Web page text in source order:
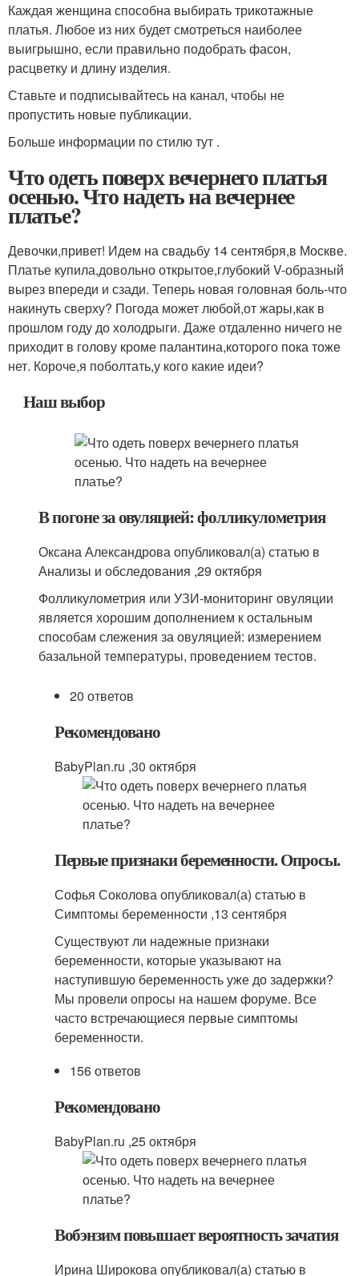
Каждая женщина способна выбирать трикотажные
платья. Любое из них будет смотреться наиболее
выигрышно, если правильно подобрать фасон,
расцветку и длину изделия.
Ставьте и подписывайтесь на канал, чтобы не
пропустить новые публикации.
Больше информации по стилю тут .
Что одеть поверх вечернего платья
осенью. Что надеть на вечернее
платье?
Девочки,привет! Идем на свадьбу 14 сентября,в Москве.
Платье купила,довольно открытое,глубокий V-образный
вырез впереди и сзади. Теперь новая головная боль-что
накинуть сверху? Погода может любой,от жары,как в
прошлом году до холодрыги. Даже отдаленно ничего не
приходит в голову кроме палантина,которого пока тоже
нет. Короче,я поболтать,у кого какие идеи?
Наш выбор
В погоне за овуляцией: фолликулометрия
Оксана Александрова опубликовал(а) статью в
Анализы и обследования ,29 октября
Фолликулометрия или УЗИ-мониторинг овуляции
является хорошим дополнением к остальным
способам слежения за овуляцией: измерением
базальной температуры, проведением тестов.
20 ответов
Рекомендовано
BabyPlan.ru ,30 октября
Первые признаки беременности. Опросы.
Софья Соколова опубликовал(а) статью в
Симптомы беременности ,13 сентября
Существуют ли надежные признаки
беременности, которые указывают на
наступившую беременность уже до задержки?
Мы провели опросы на нашем форуме. Все
часто встречающиеся первые симптомы
беременности.
156 ответов
Рекомендовано
BabyPlan.ru ,25 октября
Вобэнзим повышает вероятность зачатия
Ирина Широкова опубликовал(а) статью в